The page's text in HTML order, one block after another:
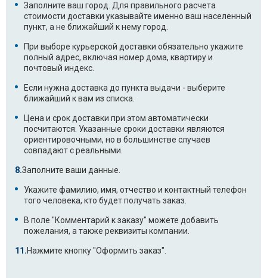
Ariston LI46
(37272450000)
Ariston LL40EU
Ariston LL40EU
(37304080000)
Ariston LL40EU
(37304080900)
Ariston LL40EU.C
Ariston LL40EU.C
Ariston LL40EU.C/HA
Ariston LL40EU.C/HA
(64489890000)
Ariston LS2410
Ariston LS2410UK
Ariston LS2410UK
(37184700000)
Ariston LSI41
Ariston LSI41
Заполните ваш город. Для правильного расчета
стоимости доставки указывайте именно ваш населенный
пункт, а не ближайший к нему город.
При выборе курьерской доставки обязательно укажите
полный адрес, включая номер дома, квартиру и
почтовый индекс.
Если нужна доставка до пункта выдачи - выберите
ближайший к вам из списка.
Цена и срок доставки при этом автоматически
посчитаются. Указанные сроки доставки являются
ориентировочными, но в большинстве случаев
совпадают с реальными.
Заполните ваши данные.
Укажите фамилию, имя, отчество и контактный телефон
того человека, кто будет получать заказ.
В поле "Комментарий к заказу" можете добавить
пожелания, а также реквизиты компании.
Нажмите кнопку "Оформить заказ".